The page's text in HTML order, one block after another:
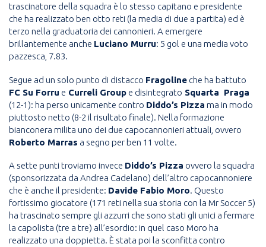
trascinatore della squadra è lo stesso capitano e presidente
che ha realizzato ben otto reti (la media di due a partita) ed è
terzo nella graduatoria dei cannonieri. A emergere
brillantemente anche Luciano Murru: 5 gol e una media voto
pazzesca, 7.83.
Segue ad un solo punto di distacco Fragoline che ha battuto
FC Su Forru e Curreli Group e disintegrato Squarta Praga
(12-1): ha perso unicamente contro Diddo’s Pizza ma in modo
piuttosto netto (8-2 il risultato finale). Nella formazione
bianconera milita uno dei due capocannonieri attuali, ovvero
Roberto Marras a segno per ben 11 volte.
A sette punti troviamo invece Diddo’s Pizza ovvero la squadra
(sponsorizzata da Andrea Cadelano) dell’altro capocannoniere
che è anche il presidente: Davide Fabio Moro. Questo
fortissimo giocatore (171 reti nella sua storia con la Mr Soccer 5)
ha trascinato sempre gli azzurri che sono stati gli unici a fermare
la capolista (tre a tre) all’esordio: in quel caso Moro ha
realizzato una doppietta. È stata poi la sconfitta contro